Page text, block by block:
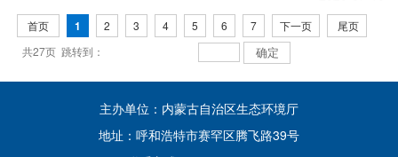
首页 1 2 3 4 5 6 7 下一页
尾页
共27页 跳转到：
主办单位：内蒙古自治区生态环境厅
地址：呼和浩特市赛罕区腾飞路39号